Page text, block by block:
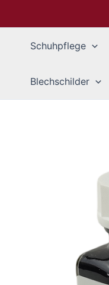
Schuhpflege
Blechschilder